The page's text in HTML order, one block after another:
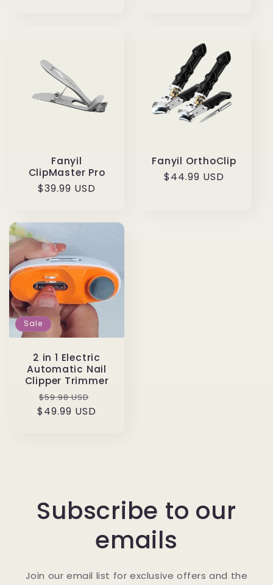
Fanyil
ClipMaster Pro
Normaler
$39.99 USD
Fanyil OrthoClip
Normaler
$44.99 USD
Sale
2 in 1 Electric
Automatic Nail
Clipper Trimmer
Normaler
Preis
$59.98 USD
$49.99 USD
Subscribe to our
emails
Join our email list for exclusive offers and the